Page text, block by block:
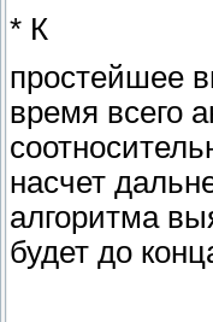
* К
простейшее
время всего
насчет
алгоритма
будет до